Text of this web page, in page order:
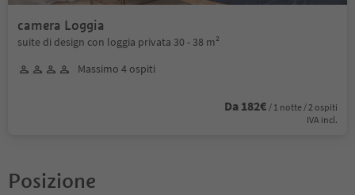
camera Loggia
suite di design con loggia privata 30 - 38 m²
Massimo 4 ospiti
Da 182€ / 1 notte / 2 ospiti
IVA incl.
Posizione